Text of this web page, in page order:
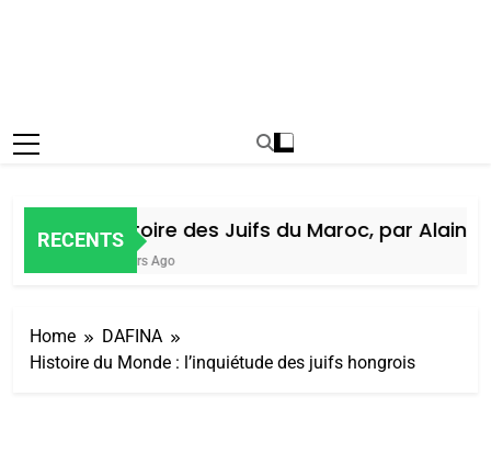
RECENTSHistoire des Juifs du Maroc, par Alain
7 Jours Ago
Home
DAFINA
Histoire du Monde : l’inquiétude des juifs hongrois